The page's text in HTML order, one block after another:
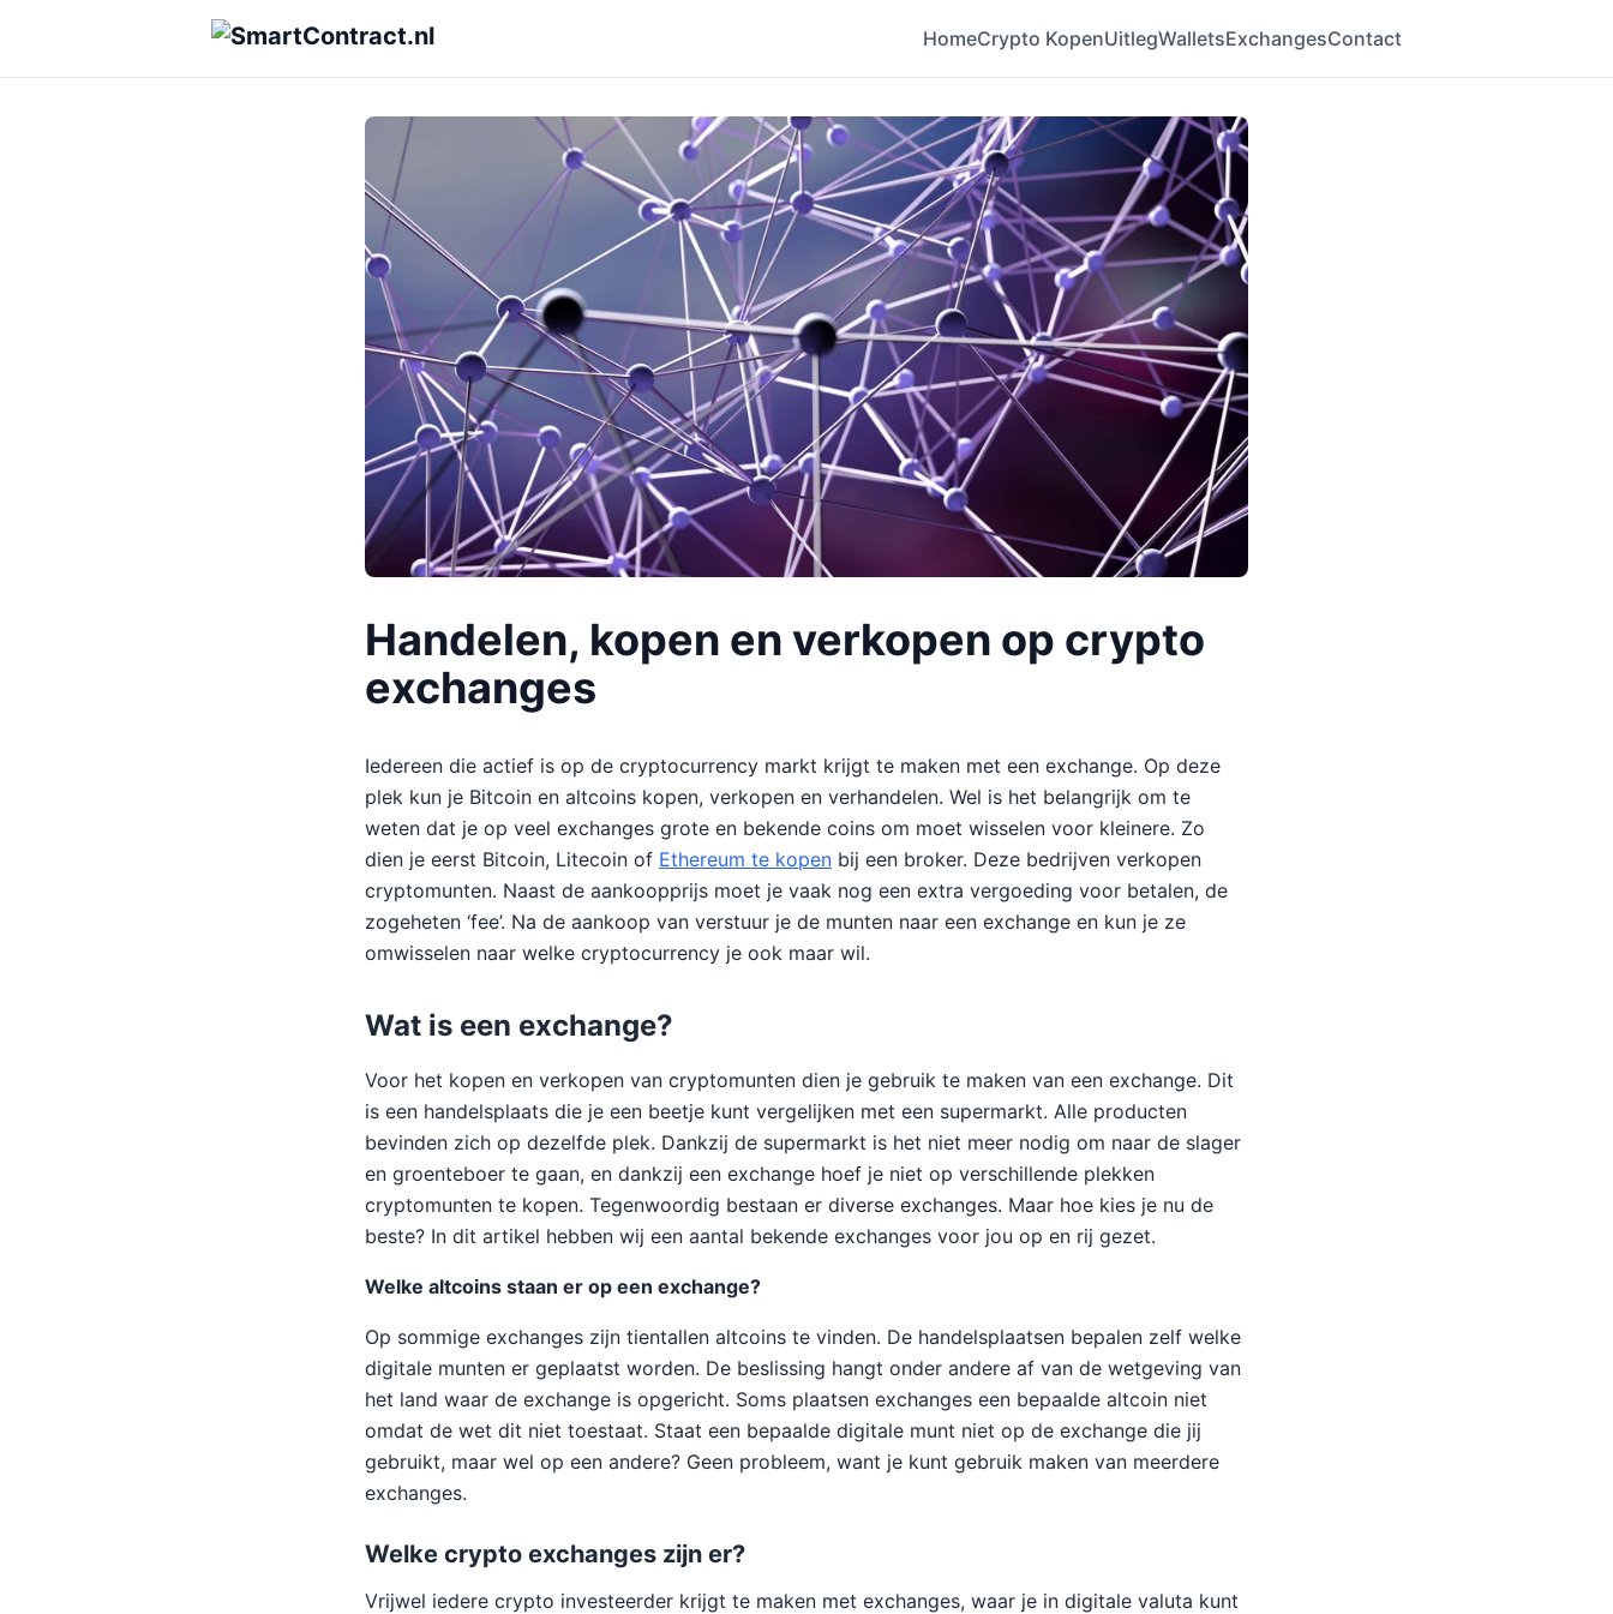
HomeCrypto KopenUitlegWalletsExchangesContact
Handelen, kopen en verkopen op crypto
exchanges
Iedereen die actief is op de cryptocurrency markt krijgt te maken met een exchange. Op deze
plek kun je Bitcoin en altcoins kopen, verkopen en verhandelen. Wel is het belangrijk om te
weten dat je op veel exchanges grote en bekende coins om moet wisselen voor kleinere. Zo
dien je eerst Bitcoin, Litecoin of Ethereum te kopen bij een broker. Deze bedrijven verkopen
cryptomunten. Naast de aankoopprijs moet je vaak nog een extra vergoeding voor betalen, de
zogeheten ‘fee’. Na de aankoop van verstuur je de munten naar een exchange en kun je ze
omwisselen naar welke cryptocurrency je ook maar wil.
Wat is een exchange?
Voor het kopen en verkopen van cryptomunten dien je gebruik te maken van een exchange. Dit
is een handelsplaats die je een beetje kunt vergelijken met een supermarkt. Alle producten
bevinden zich op dezelfde plek. Dankzij de supermarkt is het niet meer nodig om naar de slager
en groenteboer te gaan, en dankzij een exchange hoef je niet op verschillende plekken
cryptomunten te kopen. Tegenwoordig bestaan er diverse exchanges. Maar hoe kies je nu de
beste? In dit artikel hebben wij een aantal bekende exchanges voor jou op en rij gezet.
Welke altcoins staan er op een exchange?
Op sommige exchanges zijn tientallen altcoins te vinden. De handelsplaatsen bepalen zelf welke
digitale munten er geplaatst worden. De beslissing hangt onder andere af van de wetgeving van
het land waar de exchange is opgericht. Soms plaatsen exchanges een bepaalde altcoin niet
omdat de wet dit niet toestaat. Staat een bepaalde digitale munt niet op de exchange die jij
gebruikt, maar wel op een andere? Geen probleem, want je kunt gebruik maken van meerdere
exchanges.
Welke crypto exchanges zijn er?
Vrijwel iedere crypto investeerder krijgt te maken met exchanges, waar je in digitale valuta kunt